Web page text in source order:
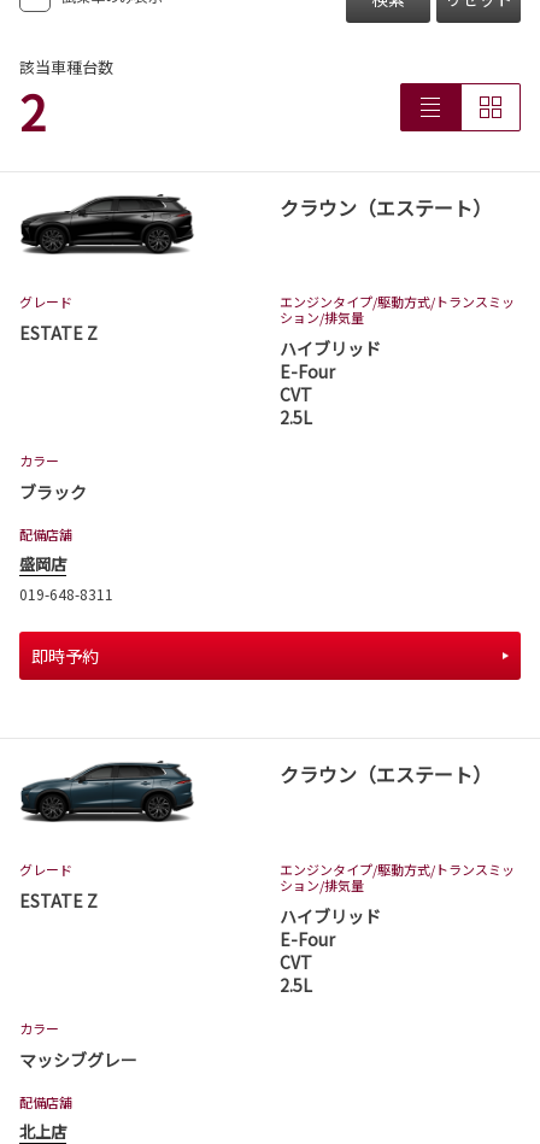
該当車種台数
2
クラウン（エステート）
グレード
ESTATE Z
エンジンタイプ/駆動方式/トランスミッ
ション/排気量
ハイブリッド
E-Four
CVT
2.5L
カラー
ブラック
配備店舗
盛岡店
019-648-8311
即時予約
クラウン（エステート）
グレード
ESTATE Z
エンジンタイプ/駆動方式/トランスミッ
ション/排気量
ハイブリッド
E-Four
CVT
2.5L
カラー
マッシブグレー
配備店舗
北上店